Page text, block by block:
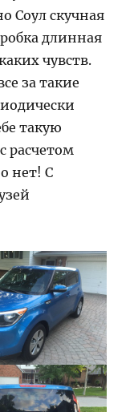
Соул скучная
длинная
чувств.
за такие
такую
расчетом
нет! С